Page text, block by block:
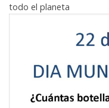
todo el planeta